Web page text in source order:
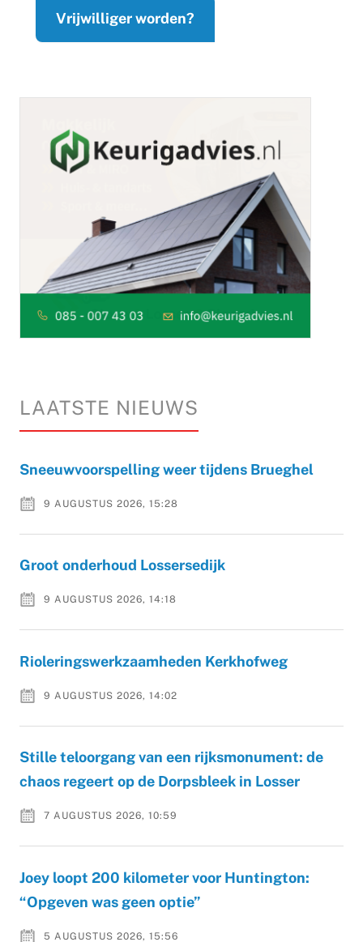
Vrijwilliger worden?
LAATSTE NIEUWS
Sneeuwvoorspelling weer tijdens Brueghel
9 AUGUSTUS 2026, 15:28
Groot onderhoud Lossersedijk
9 AUGUSTUS 2026, 14:18
Rioleringswerkzaamheden Kerkhofweg
9 AUGUSTUS 2026, 14:02
Stille teloorgang van een rijksmonument: de
chaos regeert op de Dorpsbleek in Losser
7 AUGUSTUS 2026, 10:59
Joey loopt 200 kilometer voor Huntington:
“Opgeven was geen optie”
5 AUGUSTUS 2026, 15:56